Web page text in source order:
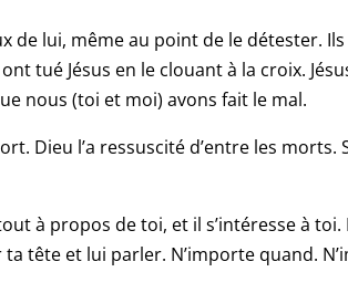
de lui, même au point de le détester.
tué Jésus en le clouant à la croix.
nous (toi et moi) avons fait le mal.
Dieu l’a ressuscité d’entre les morts.
à propos de toi, et il s’intéresse à toi.
tête et lui parler. N’importe quand.